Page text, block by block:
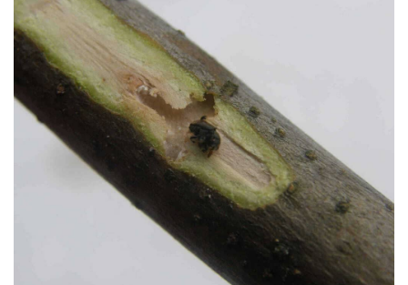
SYNCHRO